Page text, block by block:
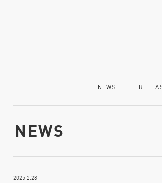
NEWS
NEWS
2025.2.28